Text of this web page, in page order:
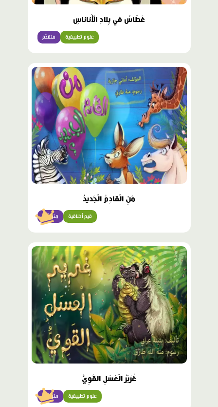
غَطّاسٌ في بِلادِ الْأَناناسِ
متقدّم علوم تطبيقية
محتوى
مميّز
مَنِ الْقادِمُ الْجَديدُ
متوسّط قيم أخلاقية
محتوى
مميّز
غُرَيْرُ الْعَسَلِ القَوِيُّ
متوسّط علوم تطبيقية